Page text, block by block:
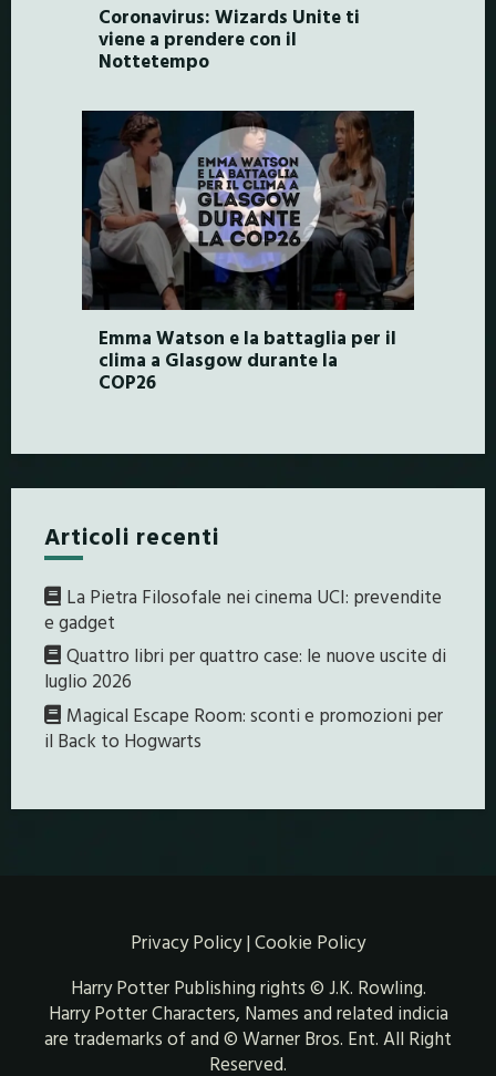
Coronavirus: Wizards Unite ti
viene a prendere con il
Nottetempo
Emma Watson e la battaglia per il
clima a Glasgow durante la
COP26
Articoli recenti
La Pietra Filosofale nei cinema UCI: prevendite
e gadget
Quattro libri per quattro case: le nuove uscite di
luglio 2026
Magical Escape Room: sconti e promozioni per
il Back to Hogwarts
Privacy Policy| Cookie Policy
Harry Potter Publishing rights © J.K. Rowling.
Harry Potter Characters, Names and related indicia
are trademarks of and © Warner Bros. Ent. All Right
Reserved.